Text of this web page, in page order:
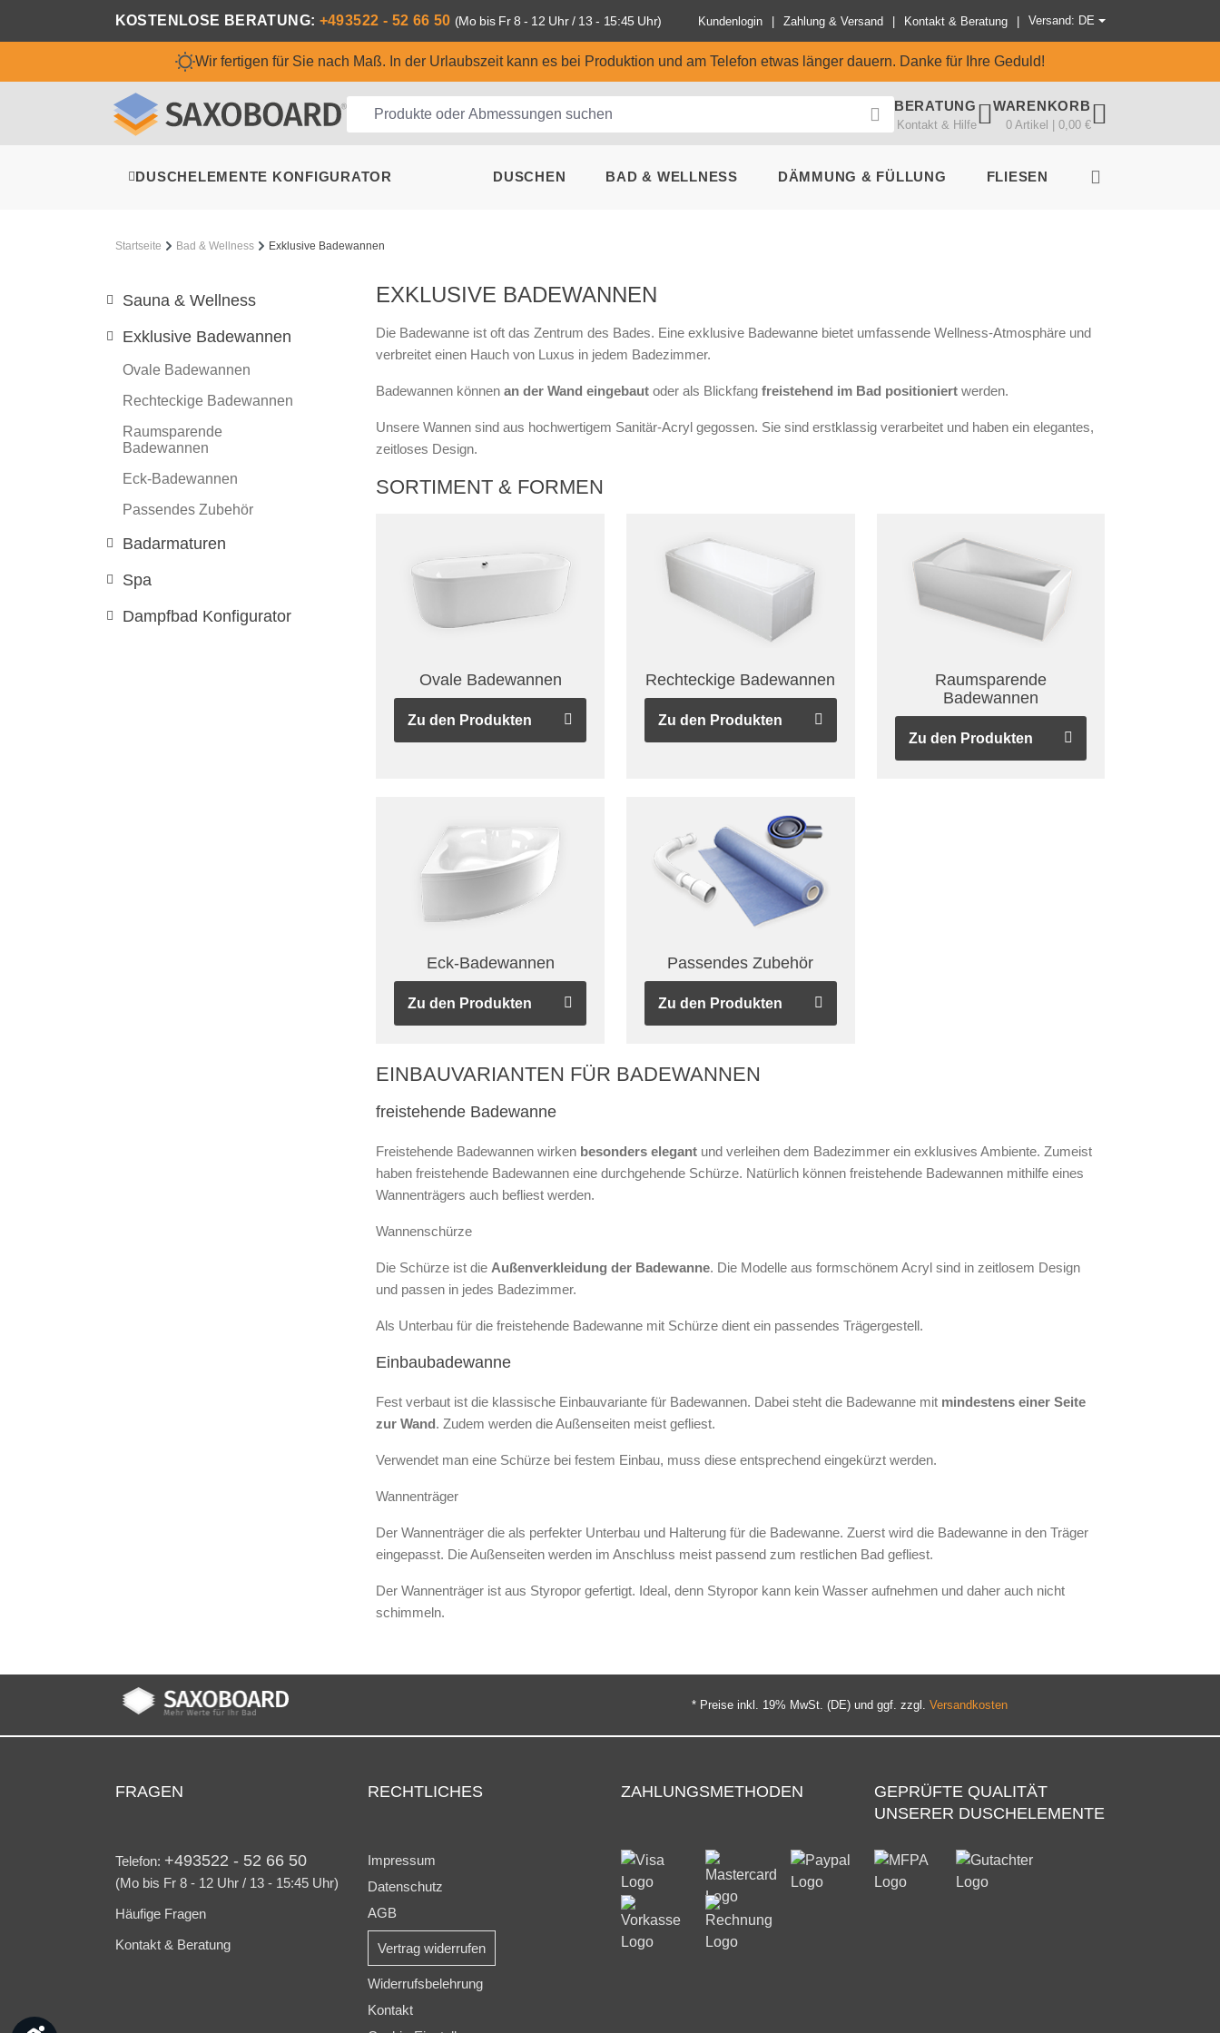
Hauptinhalt springen
Zur Suche springen
Zur Hauptnavigation springen
KOSTENLOSE BERATUNG: +493522 - 52 66 50 (Mo bis Fr 8 - 12 Uhr / 13 - 15:45 Uhr) Kundenlogin Zahlung & Versand Kontakt & Beratung Versand: DE
Wir fertigen für Sie nach Maß. In der Urlaubszeit kann es bei Produktion und am Telefon etwas länger dauern. Danke für Ihre Geduld!
BERATUNG
Kontakt & Hilfe
WARENKORB
0 Artikel | 0,00 €
DUSCHELEMENTE KONFIGURATOR DUSCHEN BAD & WELLNESS DÄMMUNG & FÜLLUNG FLIESEN
Startseite Bad & Wellness Exklusive Badewannen
Sauna & Wellness
Exklusive Badewannen
Ovale Badewannen
Rechteckige Badewannen
Raumsparende
Badewannen
Eck-Badewannen
Passendes Zubehör
Badarmaturen
Spa
Dampfbad Konfigurator
EXKLUSIVE BADEWANNEN
Die Badewanne ist oft das Zentrum des Bades. Eine exklusive Badewanne bietet umfassende Wellness-Atmosphäre und
verbreitet einen Hauch von Luxus in jedem Badezimmer.
Badewannen könnenan der Wand eingebaut oder als Blickfangfreistehend im Bad positioniert werden.
Unsere Wannen sind aus hochwertigem Sanitär-Acryl gegossen. Sie sind erstklassig verarbeitet und haben ein elegantes,
zeitloses Design.
SORTIMENT & FORMEN
Ovale Badewannen
Zu den Produkten
Rechteckige Badewannen
Zu den Produkten
Raumsparende
Badewannen
Zu den Produkten
Eck-Badewannen
Zu den Produkten
Passendes Zubehör
Zu den Produkten
EINBAUVARIANTEN FÜR BADEWANNEN
freistehende Badewanne
Freistehende Badewannen wirken besonders elegant und verleihen dem Badezimmer ein exklusives Ambiente. Zumeist
haben freistehende Badewannen eine durchgehende Schürze. Natürlich können freistehende Badewannen mithilfe eines
Wannenträgers auch befliest werden.
Wannenschürze
Die Schürze ist die Außenverkleidung der Badewanne. Die Modelle aus formschönem Acryl sind in zeitlosem Design
und passen in jedes Badezimmer.
Als Unterbau für die freistehende Badewanne mit Schürze dient ein passendes Trägergestell.
Einbaubadewanne
Fest verbaut ist die klassische Einbauvariante für Badewannen. Dabei steht die Badewanne mit mindestens einer Seite
zur Wand. Zudem werden die Außenseiten meist gefliest.
Verwendet man eine Schürze bei festem Einbau, muss diese entsprechend eingekürzt werden.
Wannenträger
Der Wannenträger die als perfekter Unterbau und Halterung für die Badewanne. Zuerst wird die Badewanne in den Träger
eingepasst. Die Außenseiten werden im Anschluss meist passend zum restlichen Bad gefliest.
Der Wannenträger ist aus Styropor gefertigt. Ideal, denn Styropor kann kein Wasser aufnehmen und daher auch nicht
schimmeln.
* Preise inkl. 19% MwSt. (DE) und ggf. zzgl. Versandkosten
FRAGEN
Telefon: +493522 - 52 66 50
(Mo bis Fr 8 - 12 Uhr / 13 - 15:45 Uhr)
Häufige Fragen
Kontakt & Beratung
RECHTLICHES
Impressum
Datenschutz
AGB
Vertrag widerrufen
Widerrufsbelehrung
Kontakt
ZAHLUNGSMETHODEN
GEPRÜFTE QUALITÄT
UNSERER DUSCHELEMENTE